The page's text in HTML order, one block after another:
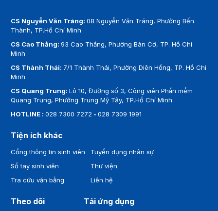
CS Nguyễn Văn Tráng:08 Nguyễn Văn Tráng, Phường Bến
Thành, TP.Hồ Chí Minh
CS Cao Thắng:93 Cao Thắng, Phường Bàn Cờ, TP. Hồ Chí
Minh
CS Thành Thái: 7/1 Thành Thái, Phường Diên Hồng, TP. Hồ Chí
Minh
CS Quang Trung:Lô 10, Đường số 3, Công viên Phần mềm
Quang Trung, Phường Trung Mỹ Tây, TP.Hồ Chí Minh
HOTLINE :028 7300 7272 -028 7309 1991
Tiện ích khác
Cổng thông tin sinh viên
Sổ tay sinh viên
Tra cứu văn bằng
Tuyển dụng nhân sự
Thư viện
Liên hệ
Theo dõi
Tải ứng dụng